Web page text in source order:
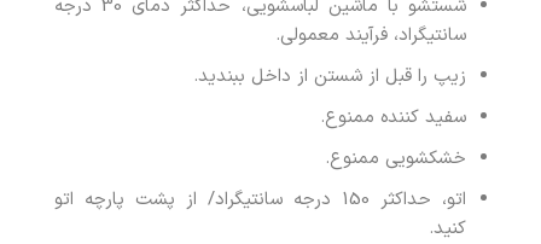
شستشو با ماشین لباسشویی، حداکثر دمای 30 درجه
سانتیگراد، فرآیند معمولی.
زیپ را قبل از شستن از داخل ببندید.
سفید کننده ممنوع.
خشکشویی ممنوع.
اتو، حداکثر 150 درجه سانتیگراد/ از پشت پارچه اتو
کنید.